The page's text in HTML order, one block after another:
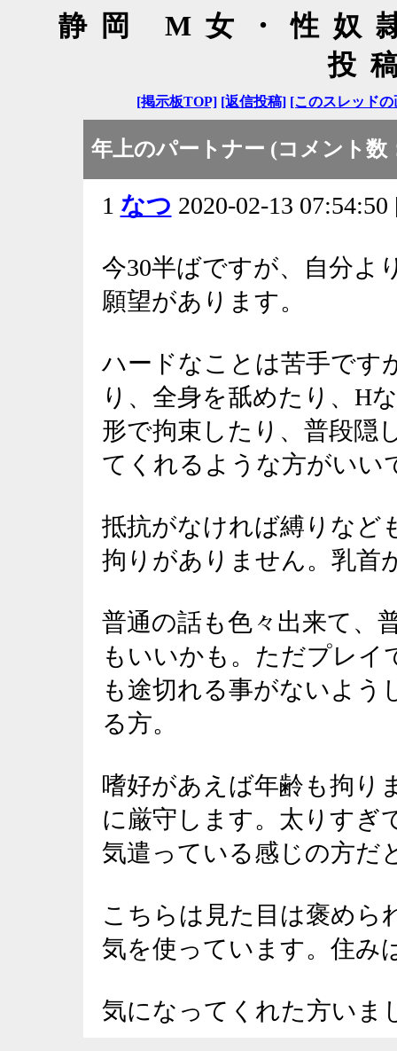
静岡 M女・性奴
投
[掲示板TOP] [返信投稿] [このスレッド
年上のパートナー (コメント数
1 なつ 2020-02-13 07:54:50
今30半ばですが、自分よ
願望があります。
ハードなことは苦手です
り、全身を舐めたり、H
形で拘束したり、普段隠
てくれるような方がいい
抵抗がなければ縛りなど
拘りがありません。乳首
普通の話も色々出来て、
もいいかも。ただプレイ
も途切れる事がないよう
る方。
嗜好があえば年齢も拘り
に厳守します。太りすぎ
気遣っている感じの方だ
こちらは見た目は褒めら
気を使っています。住み
気になってくれた方いま